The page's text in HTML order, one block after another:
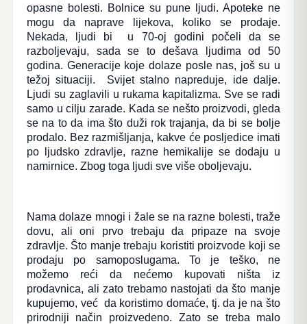
opasne bolesti. Bolnice su pune ljudi. Apoteke ne
mogu da naprave lijekova, koliko se prodaje.
Nekada, ljudi bi u 70-oj godini počeli da se
razboljevaju, sada se to dešava ljudima od 50
godina. Generacije koje dolaze posle nas, još su u
težoj situaciji. Svijet stalno napreduje, ide dalje.
Ljudi su zaglavili u rukama kapitalizma. Sve se radi
samo u cilju zarade. Kada se nešto proizvodi, gleda
se na to da ima što duži rok trajanja, da bi se bolje
prodalo. Bez razmišljanja, kakve će posljedice imati
po ljudsko zdravlje, razne hemikalije se dodaju u
namirnice. Zbog toga ljudi sve više oboljevaju.
Nama dolaze mnogi i žale se na razne bolesti, traže
dovu, ali oni prvo trebaju da pripaze na svoje
zdravlje. Što manje trebaju koristiti proizvode koji se
prodaju po samoposlugama. To je teško, ne
možemo reći da nećemo kupovati ništa iz
prodavnica, ali zato trebamo nastojati da što manje
kupujemo, već da koristimo domaće, tj. da je na što
prirodniji način proizvedeno. Zato se treba malo